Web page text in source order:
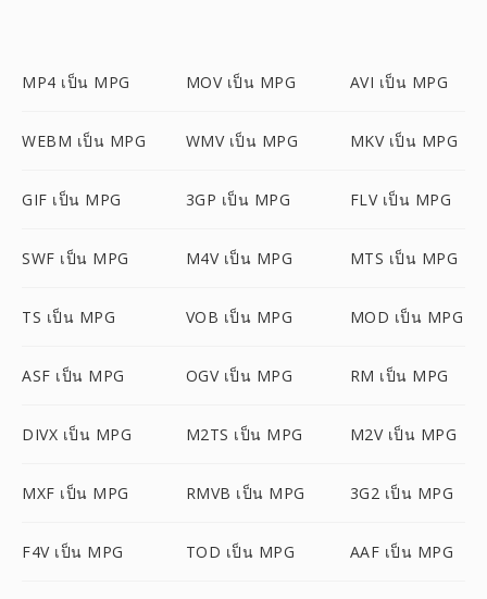
MP4 เป็น MPG MOV เป็น MPG AVI เป็น MPG
WEBM เป็น MPG WMV เป็น MPG MKV เป็น MPG
GIF เป็น MPG 3GP เป็น MPG FLV เป็น MPG
SWF เป็น MPG M4V เป็น MPG MTS เป็น MPG
TS เป็น MPG VOB เป็น MPG MOD เป็น MPG
ASF เป็น MPG OGV เป็น MPG RM เป็น MPG
DIVX เป็น MPG M2TS เป็น MPG M2V เป็น MPG
MXF เป็น MPG RMVB เป็น MPG 3G2 เป็น MPG
F4V เป็น MPG TOD เป็น MPG AAF เป็น MPG